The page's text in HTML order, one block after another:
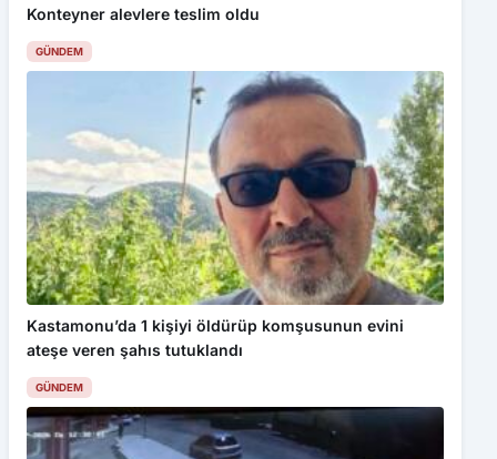
Konteyner alevlere teslim oldu
GÜNDEM
Kastamonu’da 1 kişiyi öldürüp komşusunun evini
ateşe veren şahıs tutuklandı
GÜNDEM